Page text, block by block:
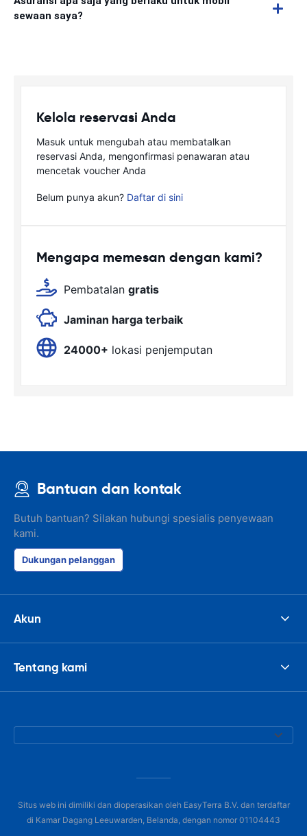
sewaan saya?
Kelola reservasi Anda
Masuk untuk mengubah atau membatalkan
reservasi Anda, mengonfirmasi penawaran atau
mencetak voucher Anda
Belum punya akun? Daftar di sini
Mengapa memesan dengan kami?
Pembatalan gratis
Jaminan harga terbaik
24000+ lokasi penjemputan
Bantuan dan kontak
Butuh bantuan? Silakan hubungi spesialis penyewaan
kami.
Dukungan pelanggan
Akun
Tentang kami
Situs web ini dimiliki dan dioperasikan oleh EasyTerra B.V. dan terdaftar
di Kamar Dagang Leeuwarden, Belanda, dengan nomor 01104443